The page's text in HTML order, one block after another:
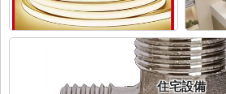
住宅設備